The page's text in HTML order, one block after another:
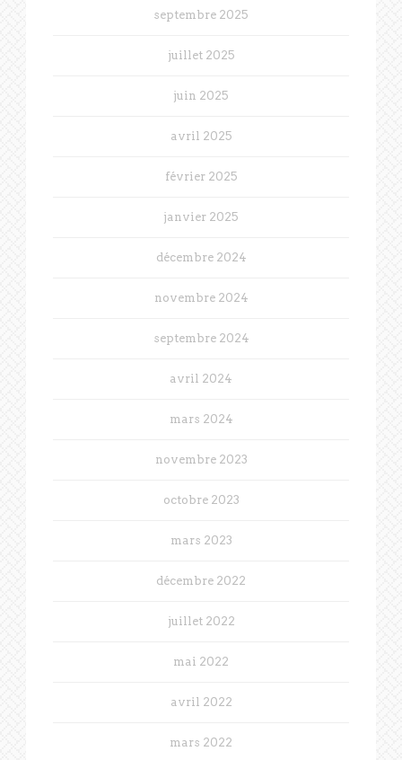
septembre 2025
juillet 2025
juin 2025
avril 2025
février 2025
janvier 2025
décembre 2024
novembre 2024
septembre 2024
avril 2024
mars 2024
novembre 2023
octobre 2023
mars 2023
décembre 2022
juillet 2022
mai 2022
avril 2022
mars 2022